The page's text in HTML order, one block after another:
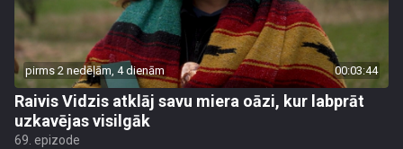
pirms 2 nedēļām, 4 dienām 00:03:44
Raivis Vidzis atklāj savu miera oāzi, kur labprāt
uzkavējas visilgāk
69. epizode